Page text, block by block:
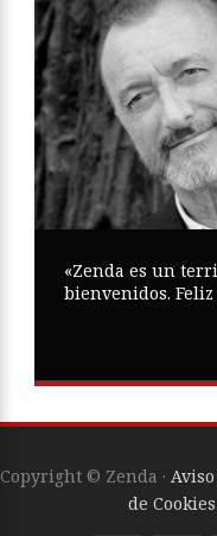
«Zenda es un
bienvenidos.
Copyright © Zenda ·
de Cookies